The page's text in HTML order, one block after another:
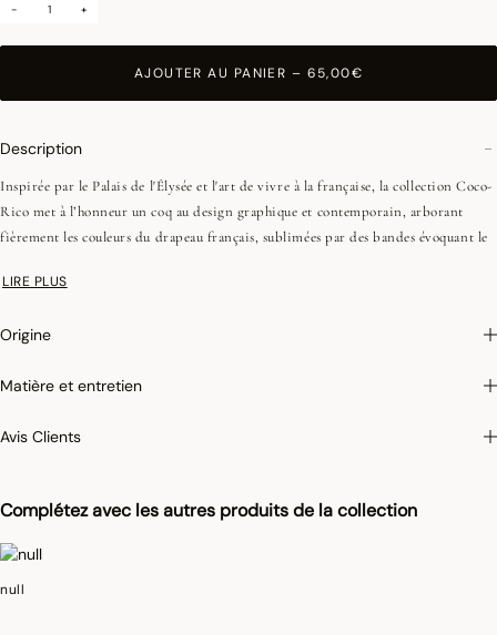
-
+
AJOUTER AU PANIER – 65,00€
Complétez avec les autres produits de la collection
null
Description
Inspirée par le Palais de l'Élysée et l'art de vivre à la française, la collection Coco-
Rico met à l’honneur un coq au design graphique et contemporain, arborant
fièrement les couleurs du drapeau français, sublimées par des bandes évoquant le
subtilement dans le tissage et ancre les produits dans notre patrimoine et nos
Une collection tissée en 100 % coton réalisée dans notre usine des Vosges.
actions permettant la valorisation du patrimoine du palais de l’Élysée, plus de
Pour une décoration harmonieuse, complétez avec notre essuie-mains et nos
•Fils peignés (longues fibres)
•Liens coton réglables
LIRE PLUS
Origine
Matière et entretien
Avis Clients